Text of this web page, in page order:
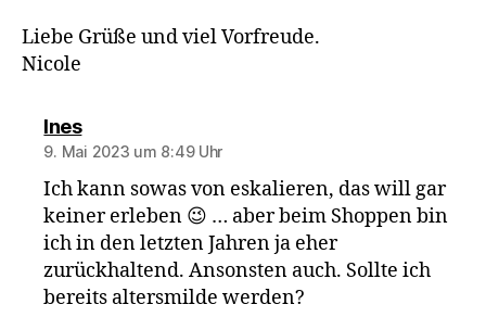
Liebe Grüße und viel Vorfreude.
Nicole
Inessagt:
9. Mai 2023 um 8:49 Uhr
Ich kann sowas von eskalieren, das will gar
keiner erleben 😉 … aber beim Shoppen bin
ich in den letzten Jahren ja eher
zurückhaltend. Ansonsten auch. Sollte ich
bereits altersmilde werden?